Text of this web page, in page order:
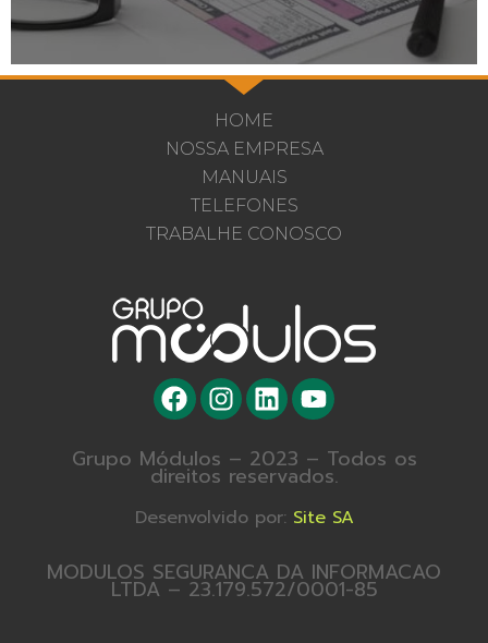
HOME
NOSSA EMPRESA
MANUAIS
TELEFONES
TRABALHE CONOSCO
Grupo Módulos – 2023 – Todos os
direitos reservados.
Desenvolvido por: Site SA
MODULOS SEGURANCA DA INFORMACAO
LTDA – 23.179.572/0001-85